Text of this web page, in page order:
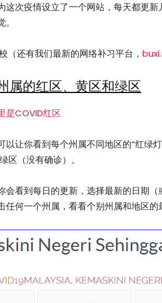
这次疫情设立了一个网站，每天都更
（还有我们最新的网络补习平台，
属的红区、黄区和绿区
是COVID红区
以让你看到每个州属不同地区的“红绿
区（没有确诊）。
会看到每日的更新，选择最新的日期
任何一个州属，看看个别州属和地区的